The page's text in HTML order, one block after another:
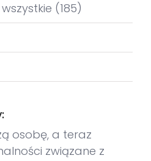
(185)
osobę, a teraz
związane z